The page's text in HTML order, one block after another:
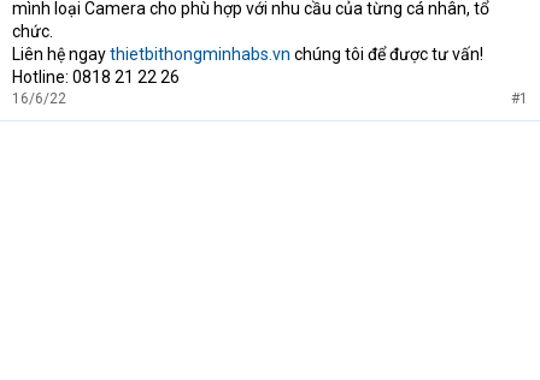
mình loại Camera cho phù hợp với nhu cầu của từng cá nhân, tổ
chức.
Liên hệ ngaythietbithongminhabs.vn chúng tôi để được tư vấn!
Hotline: 0818 21 22 26
16/6/22 #1